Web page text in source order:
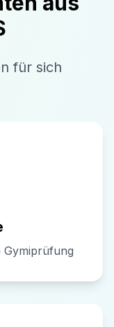
für sich
Gymiprüfung